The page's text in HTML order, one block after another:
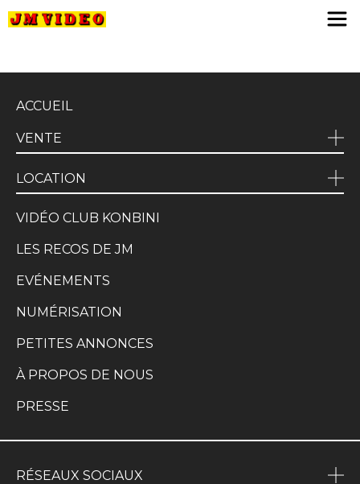
ACCUEIL
VENTE
LOCATION
VIDÉO CLUB KONBINI
LES RECOS DE JM
EVÉNEMENTS
NUMÉRISATION
PETITES ANNONCES
À PROPOS DE NOUS
PRESSE
RÉSEAUX SOCIAUX